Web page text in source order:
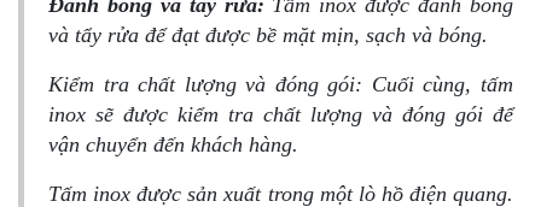
và tẩy rửa để đạt được bề mặt mịn, sạch và bóng.
Kiểm tra chất lượng và đóng gói: Cuối cùng, tấm
inox sẽ được kiểm tra chất lượng và đóng gói để
vận chuyển đến khách hàng.
Tấm inox được sản xuất trong một lò hồ điện quang.